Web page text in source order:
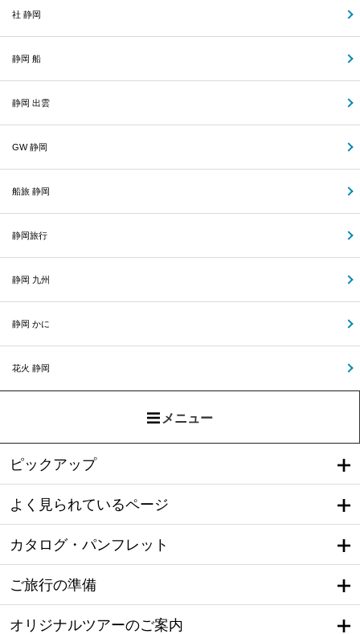
社 静岡
静岡 船
静岡 出雲
GW 静岡
船旅 静岡
静岡旅行
静岡 九州
静岡 かに
花火 静岡
メニュー
ピックアップ
よく見られているページ
カタログ・パンフレット
ご旅行の準備
オリジナルツアーのご案内